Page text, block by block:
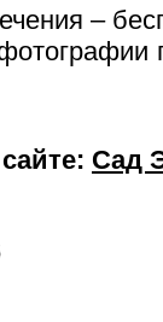
–
Сад